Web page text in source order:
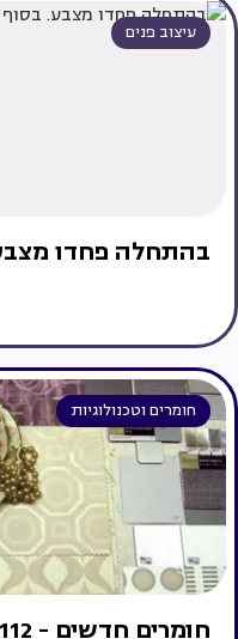
עיצוב פנים
בהתחלה פחדו
חומרים וטכנולוגיות
חומרים חדשים - 112